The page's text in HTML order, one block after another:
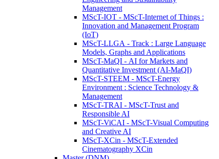
Management
MScT-IOT - MScT-Internet of Things :
Innovation and Management Program
(IoT)
MScT-LLGA - Track : Large Language
Models, Graphs and Applications
MScT-MaQI - AI for Markets and
Quantitative Investment (AI-MaQI)
MScT-STEEM - MScT-Energy
Environment : Science Technology &
Management
MScT-TRAI - MScT-Trust and
Responsible AI
MScT-ViCAI - MScT-Visual Computing
and Creative AI
MScT-XCin - MScT-Extended
Cinematography XCin